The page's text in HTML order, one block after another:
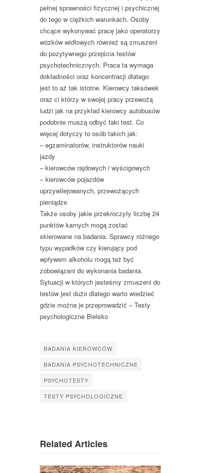
pełnej sprawności fizycznej i psychicznej
do tego w ciężkich warunkach. Osoby
chcące wykonywać pracę jako operatorzy
wózków widłowych również są zmuszeni
do pozytywnego przejścia testów
psychotechnicznych. Praca ta wymaga
dokładności oraz koncentracji dlatego
jest to aż tak istotne. Kierowcy taksówek
oraz ci którzy w swojej pracy przewożą
ludzi jak na przykład kierowcy autobusów
podobnie muszą odbyć taki test. Co
więcej dotyczy to osób takich jak:
– egzaminatorów, instruktorów nauki
jazdy
– kierowców rajdowych i wyścigowych
– kierowców pojazdów
uprzywilejowanych, przewożących
pieniądze
Także osoby jakie przekroczyły liczbę 24
punktów karnych mogą zostać
skierowane na badania. Sprawcy różnego
typu wypadków czy kierujący pod
wpływem alkoholu mogą też być
zobowiązani do wykonania badania.
Sytuacji w których jesteśmy zmuszeni do
testów jest dużo dlatego warto wiedzieć
gdzie można je przeprowadzić – Testy
psychologiczne Bielsko
BADANIA KIEROWCÓW
BADANIA PSYCHOTECHNICZNE
PSYCHOTESTY
TESTY PSYCHOLOGICZNE
Related Articles